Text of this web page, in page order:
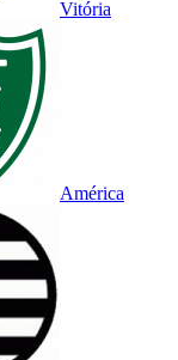
Vitória
América